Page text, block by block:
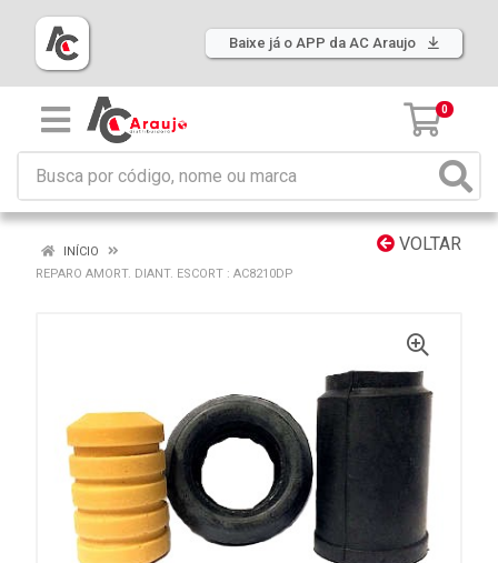
Baixe já o APP da AC Araujo
0
VOLTAR
INÍCIO
REPARO AMORT. DIANT. ESCORT : AC8210DP